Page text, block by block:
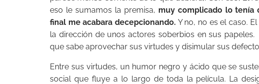
eso le sumamos la premisa, muy complicado lo tenía
final me acabara decepcionando. Y no, no es el caso.
la dirección de unos actores soberbios en sus
que sabe aprovechar sus virtudes y disimular sus
Entre sus virtudes, un humor negro y ácido que se
social que fluye a lo largo de toda la película. La